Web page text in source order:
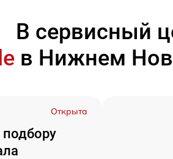
В сервисный
в Нижнем
Открыта